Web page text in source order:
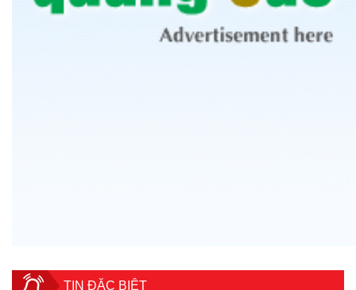
TIN ĐẶC BIỆT